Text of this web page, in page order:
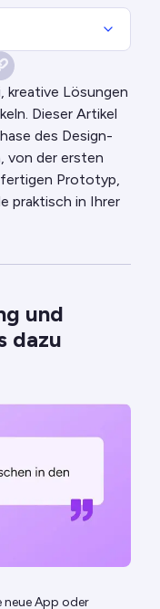
kreative Lösungen
Dieser Artikel
des Design-
von der ersten
Prototyp,
praktisch in Ihrer
und
dazu
neue App oder